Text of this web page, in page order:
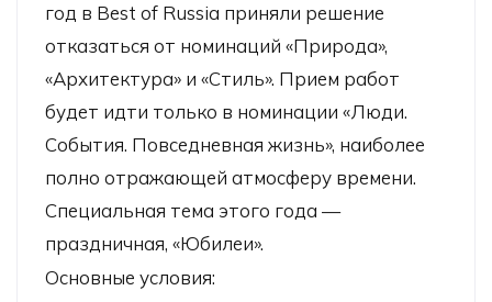
год в Best of Russia приняли решение
отказаться от номинаций «Природа»,
«Архитектура» и «Стиль». Прием работ
будет идти только в номинации «Люди.
События. Повседневная жизнь», наиболее
полно отражающей атмосферу времени.
Специальная тема этого года —
праздничная, «Юбилеи».
Основные условия: